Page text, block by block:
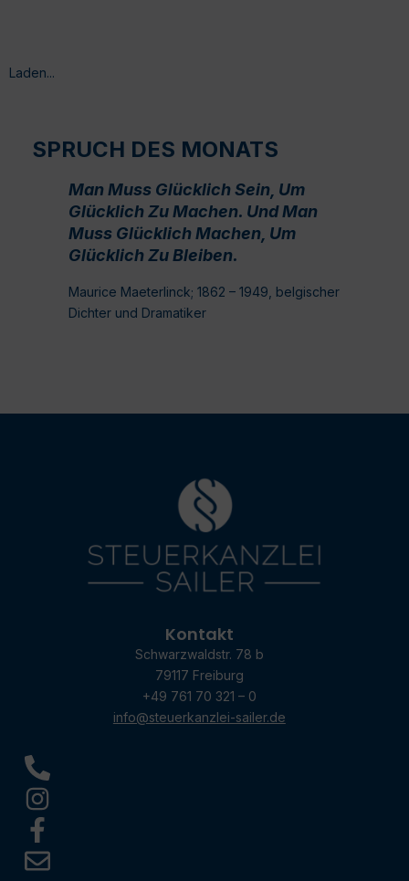
Laden...
SPRUCH DES MONATS
Man Muss Glücklich Sein, Um
Glücklich Zu Machen. Und Man
Muss Glücklich Machen, Um
Glücklich Zu Bleiben.
Maurice Maeterlinck; 1862 – 1949, belgischer
Dichter und Dramatiker
Kontakt
Schwarzwaldstr. 78 b
79117 Freiburg
+49 761 70 321 – 0
info@steuerkanzlei-sailer.de